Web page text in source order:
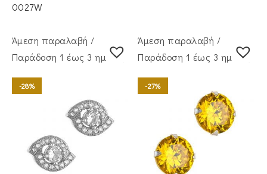
0027W
Άμεση παραλαβή /
Παράδoση 1 έως 3 ημέρες
-28%
Άμεση παραλαβή /
Παράδoση 1 έως 3 ημέρες
-27%